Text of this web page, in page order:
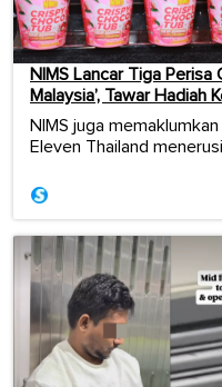
NIMS Lancar Tiga Perisa
Malaysia’, Tawar Hadiah
NIMS juga
Eleven Thailand